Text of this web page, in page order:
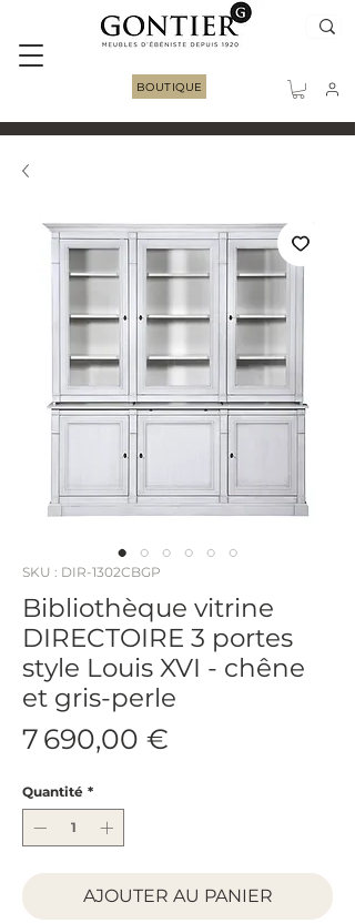
BOUTIQUE
SKU : DIR-1302CBGP
Bibliothèque vitrine
DIRECTOIRE 3 portes
style Louis XVI - chêne
et gris-perle
7 690,00 €
Quantité *
AJOUTER AU PANIER